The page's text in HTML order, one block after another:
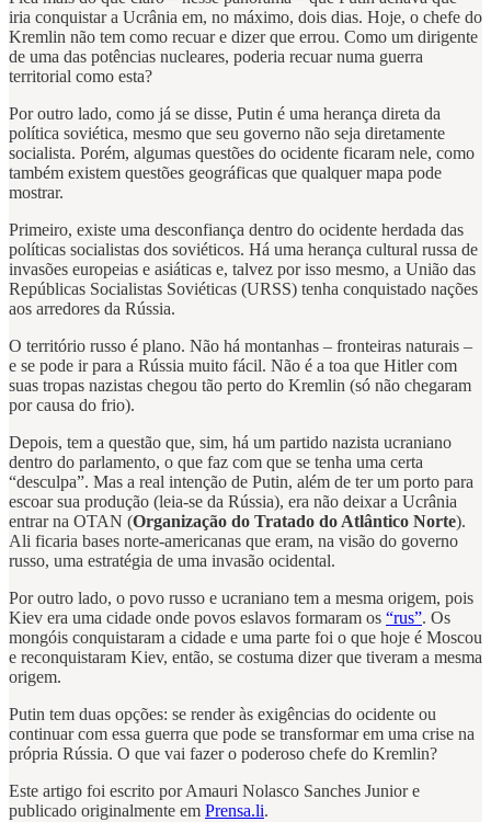
iria conquistar a Ucrânia em, no máximo, dois dias. Hoje, o chefe do
Kremlin não tem como recuar e dizer que errou. Como um dirigente
de uma das potências nucleares, poderia recuar numa guerra
territorial como esta?
Por outro lado, como já se disse, Putin é uma herança direta da
política soviética, mesmo que seu governo não seja diretamente
socialista. Porém, algumas questões do ocidente ficaram nele, como
também existem questões geográficas que qualquer mapa pode
mostrar.
Primeiro, existe uma desconfiança dentro do ocidente herdada das
políticas socialistas dos soviéticos. Há uma herança cultural russa de
invasões europeias e asiáticas e, talvez por isso mesmo, a União das
Repúblicas Socialistas Soviéticas (URSS) tenha conquistado nações
aos arredores da Rússia.
O território russo é plano. Não há montanhas – fronteiras naturais –
e se pode ir para a Rússia muito fácil. Não é a toa que Hitler com
suas tropas nazistas chegou tão perto do Kremlin (só não chegaram
por causa do frio).
Depois, tem a questão que, sim, há um partido nazista ucraniano
dentro do parlamento, o que faz com que se tenha uma certa
“desculpa”. Mas a real intenção de Putin, além de ter um porto para
escoar sua produção (leia-se da Rússia), era não deixar a Ucrânia
entrar na OTAN (Organização do Tratado do Atlântico Norte).
Ali ficaria bases norte-americanas que eram, na visão do governo
russo, uma estratégia de uma invasão ocidental.
Por outro lado, o povo russo e ucraniano tem a mesma origem, pois
Kiev era uma cidade onde povos eslavos formaram os “rus”. Os
mongóis conquistaram a cidade e uma parte foi o que hoje é Moscou
e reconquistaram Kiev, então, se costuma dizer que tiveram a mesma
origem.
Putin tem duas opções: se render às exigências do ocidente ou
continuar com essa guerra que pode se transformar em uma crise na
própria Rússia. O que vai fazer o poderoso chefe do Kremlin?
Este artigo foi escrito por Amauri Nolasco Sanches Junior e
publicado originalmente em Prensa.li.